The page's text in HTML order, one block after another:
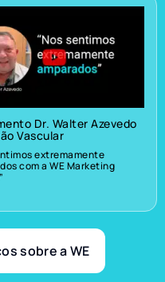
Dr. Walter Azevedo
Vascular
extremamente
com a WE Marketing
sobre a WE